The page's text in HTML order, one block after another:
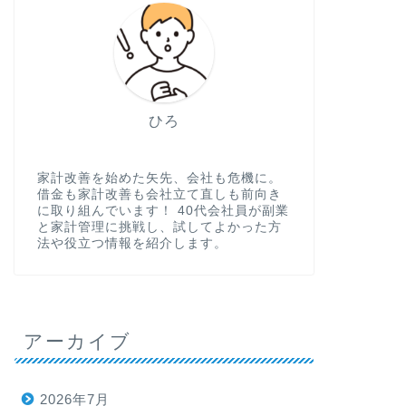
ひろ
家計改善を始めた矢先、会社も危機に。
借金も家計改善も会社立て直しも前向き
に取り組んでいます！ 40代会社員が副業
と家計管理に挑戦し、試してよかった方
法や役立つ情報を紹介します。
アーカイブ
2026年7月